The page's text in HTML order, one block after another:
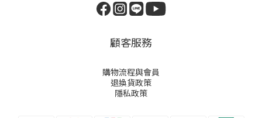
顧客服務
購物流程與會員
退換貨政策
隱私政策